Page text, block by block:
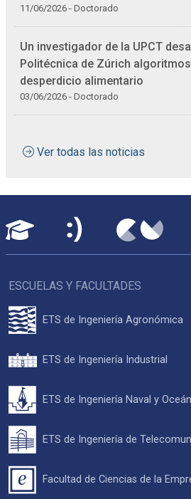
11/06/2026 - Doctorado
Un investigador de la UPCT
Politécnica de Zúrich
desperdicio alimentario
03/06/2026 - Doctorado
Ver todas las noticias
ESCUELAS Y FACULTADES
ETS de Ingeniería Agronómica
ETS de Ingeniería Industrial
ETS de Ingeniería Naval y
ETS de Ingeniería de
Facultad de Ciencias de la